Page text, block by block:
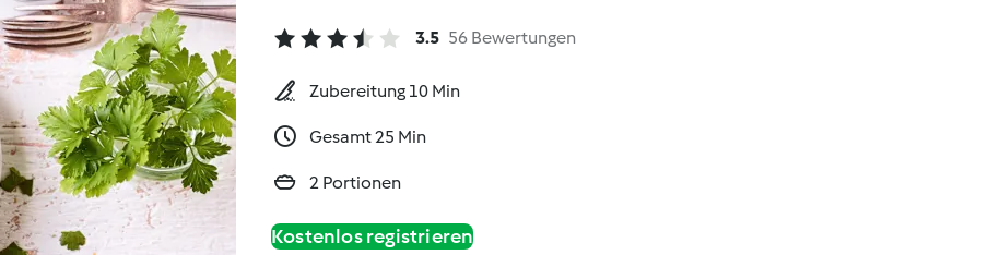
3.5 56 Bewertungen
Zubereitung 10 Min
Gesamt 25 Min
2 Portionen
Kostenlos registrieren